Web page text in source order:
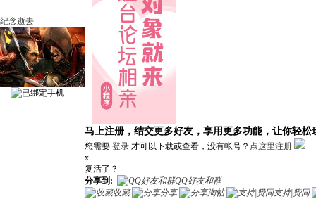
纪念逝去
马上注册，结交更多好友，享用更多功能，让你轻松
您需要 登录 才可以下载或查看，没有帐号？ 点这里注册
x
复活了？
分享到:
QQ好友和群
收藏
分享 淘帖
支持|赞同